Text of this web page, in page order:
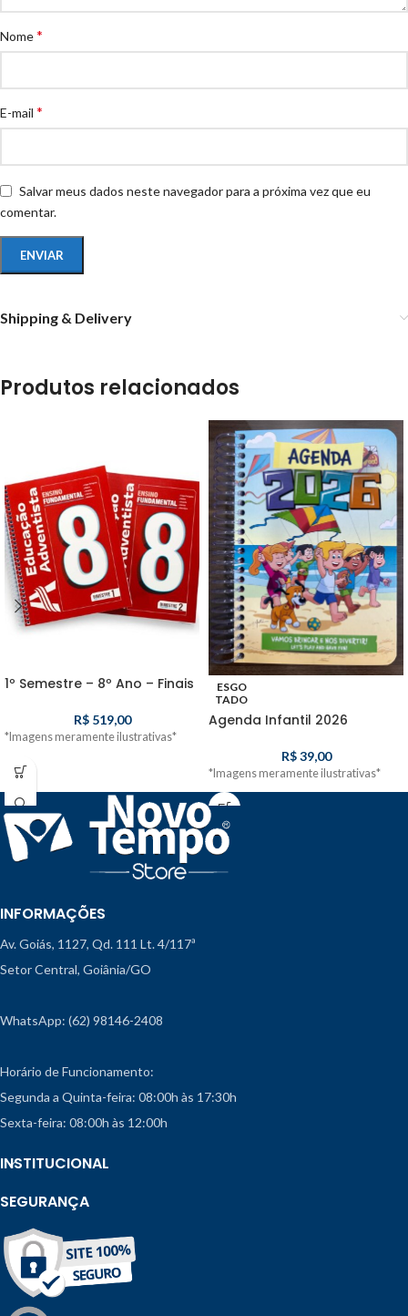
Nome*
E-mail *
Salvar meus dados neste navegador para a próxima vez que eu
comentar.
Shipping & Delivery
Produtos relacionados
1º Semestre – 8º Ano – Finais
R$519,00
*Imagens meramente ilustrativas*
ESGO
TADO
Agenda Infantil 2026
R$39,00
*Imagens meramente ilustrativas*
INFORMAÇÕES
Av. Goiás, 1127, Qd. 111 Lt. 4/117ª
Setor Central, Goiânia/GO
WhatsApp: (62) 98146-2408
Horário de Funcionamento:
Segunda a Quinta-feira: 08:00h às 17:30h
Sexta-feira: 08:00h às 12:00h
INSTITUCIONAL
SEGURANÇA